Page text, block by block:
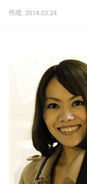
作成: 2014.03.24